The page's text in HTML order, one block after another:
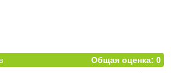
знатоки - ценят. А за новыми и модой
если нужна крепкая и надежная
Общая оценка: 0